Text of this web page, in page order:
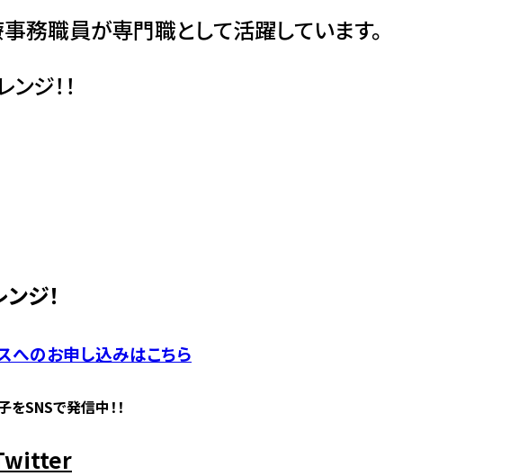
務職員が専門職として活躍しています。
ジ！！
ジ！
へのお申し込みはこちら
SNSで発信中！！